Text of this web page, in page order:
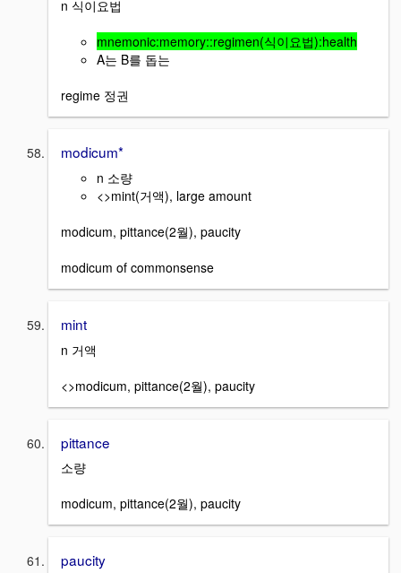
n 식이요법
mnemonic:memory::regimen(식이요법):health
A는 B를 돕는
regime 정권
modicum*
n 소량
<>mint(거액), large amount
modicum, pittance(2월), paucity
modicum of commonsense
mint
n 거액
<>modicum, pittance(2월), paucity
pittance
소량
modicum, pittance(2월), paucity
paucity